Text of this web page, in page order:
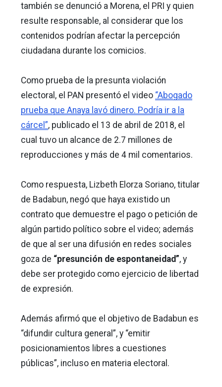
también se denunció a Morena, el PRI y quien
resulte responsable, al considerar que los
contenidos podrían afectar la percepción
ciudadana durante los comicios.
Como prueba de la presunta violación
electoral, el PAN presentó el video “Abogado
prueba que Anaya lavó dinero. Podría ir a la
cárcel”, publicado el 13 de abril de 2018, el
cual tuvo un alcance de 2.7 millones de
reproducciones y más de 4 mil comentarios.
Como respuesta, Lizbeth Elorza Soriano, titular
de Badabun, negó que haya existido un
contrato que demuestre el pago o petición de
algún partido político sobre el video; además
de que al ser una difusión en redes sociales
goza de “presunción de espontaneidad”, y
debe ser protegido como ejercicio de libertad
de expresión.
Además afirmó que el objetivo de Badabun es
“difundir cultura general”, y “emitir
posicionamientos libres a cuestiones
públicas”, incluso en materia electoral.